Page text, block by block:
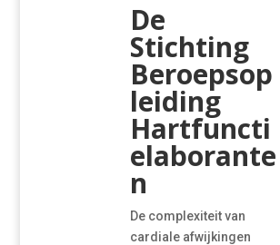
De
Stichting
Beroepsop
leiding
Hartfuncti
elaborante
n
De complexiteit van
cardiale afwijkingen